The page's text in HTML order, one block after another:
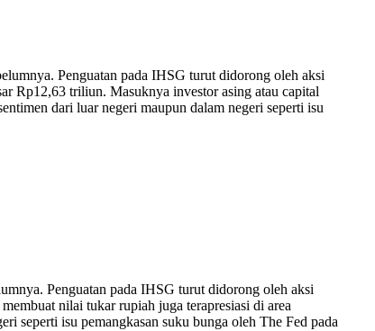
Penguatan pada IHSG turut didorong oleh aksi
Rp12,63 triliun. Masuknya investor asing atau capital
dari luar negeri maupun dalam negeri seperti isu
Penguatan pada IHSG turut didorong oleh aksi
nilai tukar rupiah juga terapresiasi di area
seperti isu pemangkasan suku bunga oleh The Fed pada